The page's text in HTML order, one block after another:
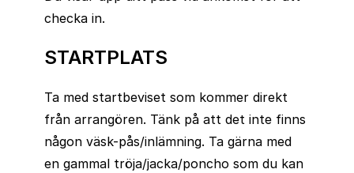
checka in.
STARTPLATS
Ta med startbeviset som kommer direkt
från arrangören. Tänk på att det inte finns
någon väsk-pås/inlämning. Ta gärna med
en gammal tröja/jacka/poncho som du kan